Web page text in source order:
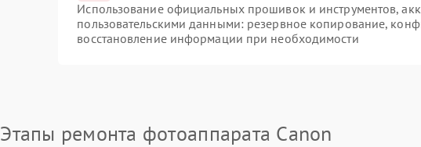
Использование официальных прошивок и инструментов,
пользовательскими данными: резервное копирование,
восстановление информации при необходимости
Этапы ремонта фотоаппарата Canon